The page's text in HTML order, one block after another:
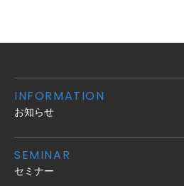
INFORMATION
お知らせ
SEMINAR
セミナー